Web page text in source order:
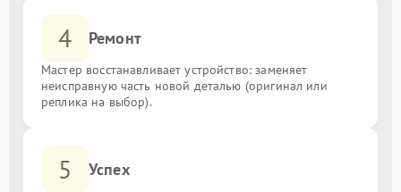
4 Ремонт
Мастер восстанавливает устройство: заменяет
неисправную часть новой деталью (оригинал или
реплика на выбор).
5 Успех